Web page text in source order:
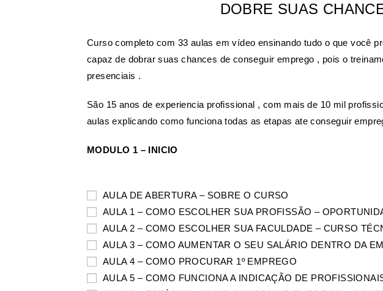
DOBRE SUAS
Curso completo com 33 aulas em vídeo ensinando tudo o que você
capaz de dobrar suas chances de conseguir emprego , pois o
presenciais .
São 15 anos de experiencia profissional , com mais de 10 mil
aulas explicando como funciona todas as etapas ate conseguir
MODULO 1 – INICIO
AULA DE ABERTURA – SOBRE O CURSO
AULA 1 – COMO ESCOLHER SUA PROFISSÃO –
AULA 2 – COMO ESCOLHER SUA FACULDADE – CURSO
AULA 3 – COMO AUMENTAR O SEU SALÁRIO DENTRO DA
AULA 4 – COMO PROCURAR 1º EMPREGO
AULA 5 – COMO FUNCIONA A INDICAÇÃO DE